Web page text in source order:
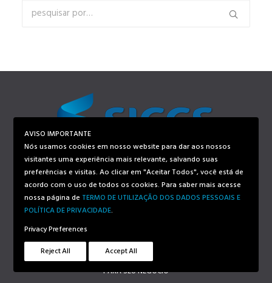
Menu
CONTATOS
PARA SEU NEGÓCIO
AVISO IMPORTANTE
Nós usamos cookies em nosso website para dar aos nossos
visitantes uma experiência mais relevante, salvando suas
preferências e visitas. Ao clicar em "Aceitar Todos", você está de
acordo com o uso de todos os cookies. Para saber mais acesse
nossa página de TERMO DE UTILIZAÇÃO DOS DADOS PESSOAIS E
POLÍTICA DE PRIVACIDADE.
Privacy Preferences
Reject All
Accept All